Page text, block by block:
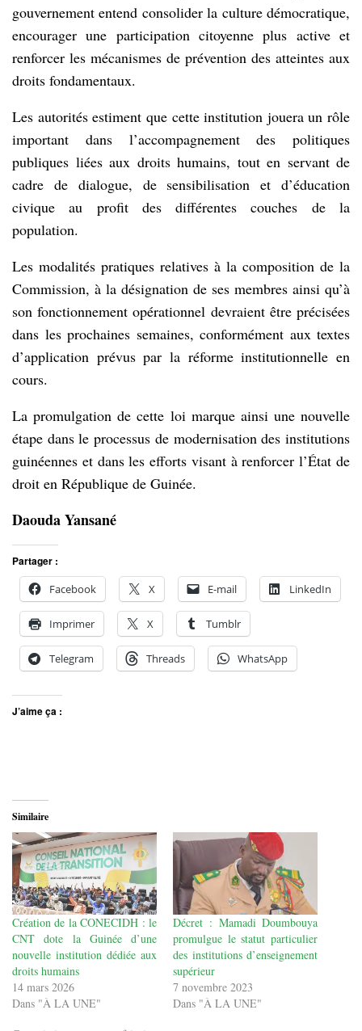
gouvernement entend consolider la culture démocratique,
encourager une participation citoyenne plus active et
renforcer les mécanismes de prévention des atteintes aux
droits fondamentaux.
Les autorités estiment que cette institution jouera un rôle
important dans l’accompagnement des politiques
publiques liées aux droits humains, tout en servant de
cadre de dialogue, de sensibilisation et d’éducation
civique au profit des différentes couches de la
population.
Les modalités pratiques relatives à la composition de la
Commission, à la désignation de ses membres ainsi qu’à
son fonctionnement opérationnel devraient être précisées
dans les prochaines semaines, conformément aux textes
d’application prévus par la réforme institutionnelle en
cours.
La promulgation de cette loi marque ainsi une nouvelle
étape dans le processus de modernisation des institutions
guinéennes et dans les efforts visant à renforcer l’État de
droit en République de Guinée.
Daouda Yansané
Partager :
Facebook
X E-mail LinkedIn
Imprimer X Tumblr
Telegram Threads WhatsApp
J’aime ça :
Similaire
Création de la CONECIDH : le
CNT dote la Guinée d’une
nouvelle institution dédiée aux
droits humains
14 mars 2026
Dans "À LA UNE"
Décret : Mamadi Doumbouya
promulgue le statut particulier
des institutions d’enseignement
supérieur
7 novembre 2023
Dans "À LA UNE"